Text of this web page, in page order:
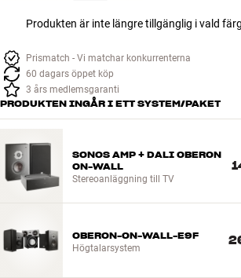
FöretagProdukten är inte längre tillgänglig i vald
Prismatch - Vi matchar konkurrenterna
60 dagars öppet köp
3 års medlemsgaranti
PRODUKTEN INGÅR I ETT SYSTEM/PAKET
SONOS AMP + DALI OBERON
ON-WALL
Stereoanläggning till TV
OBERON-ON-WALL-E9F
Högtalarsystem